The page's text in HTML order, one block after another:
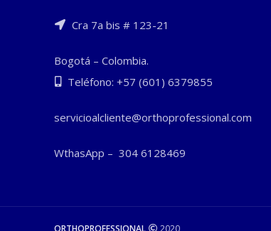
Cra 7a bis # 123-21
Bogotá – Colombia.
Teléfono: +57 (601) 6379855
servicioalcliente@orthoprofessional.com
WthasApp – 304 6128469
ORTHOPROFESSIONAL 2020